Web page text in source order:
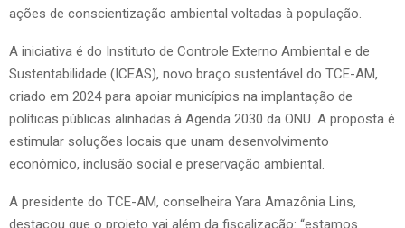
ações de conscientização ambiental voltadas à população.
A iniciativa é do Instituto de Controle Externo Ambiental e de
Sustentabilidade (ICEAS), novo braço sustentável do TCE-AM,
criado em 2024 para apoiar municípios na implantação de
políticas públicas alinhadas à Agenda 2030 da ONU. A proposta é
estimular soluções locais que unam desenvolvimento
econômico, inclusão social e preservação ambiental.
A presidente do TCE-AM, conselheira Yara Amazônia Lins,
destacou que o projeto vai além da fiscalização: “estamos